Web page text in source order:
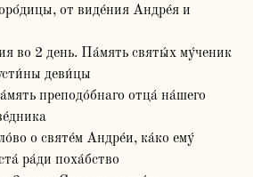
от виде́ния Андре́я и
во 2 день. Па́мять святы́х му́ченик
деви́цы
преподо́бнаго отца́ на́шего
о святе́м Андре́и, ка́ко ему́
ра́ди поха́бство